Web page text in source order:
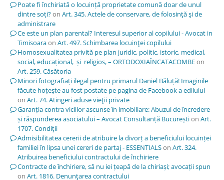
Poate fi închiriată o locuință proprietate comună doar de unul
dintre soți?on Art. 345. Actele de conservare, de folosinţă şi de
administrare
Ce este un plan parental? Interesul superior al copilului - Avocat in
Timisoaraon Art. 497. Schimbarea locuinţei copilului
Homosexualitatea privită pe plan juridic, politic, istoric, medical,
social, educațional, și religios, – ORTODOXIAÎNCATACOMBEon
Art. 259. Căsătoria
Minori fotografiați ilegal pentru primarul Daniel Băluță! Imaginile
făcute hoțește au fost postate pe pagina de Facebook a edilului –
on Art. 74. Atingeri aduse vieţii private
Garanția contra viciilor ascunse în imobiliare: Abuzul de încredere
și răspunderea asociatului – Avocat Consultanță Bucureștion Art.
1707. Condiţii
Admisibilitatea cererii de atribuire la divorț a beneficiului locuinței
familiei în lipsa unei cereri de partaj - ESSENTIALSon Art. 324.
Atribuirea beneficiului contractului de închiriere
Contracte de închiriere, să nu iei țeapă de la chiriași; avocații spun
on Art. 1816. Denunţarea contractului